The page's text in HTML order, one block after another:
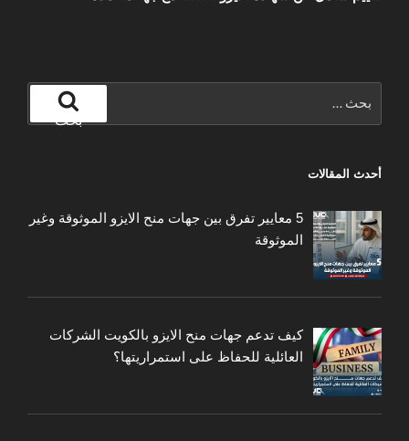
عن:
بحث
أحدث المقالات
5 معايير تفرق بين جهات منح الايزو الموثوقة وغير
الموثوقة
كيف تدعم جهات منح الايزو بالكويت الشركات
العائلية للحفاظ على استمراريتها؟